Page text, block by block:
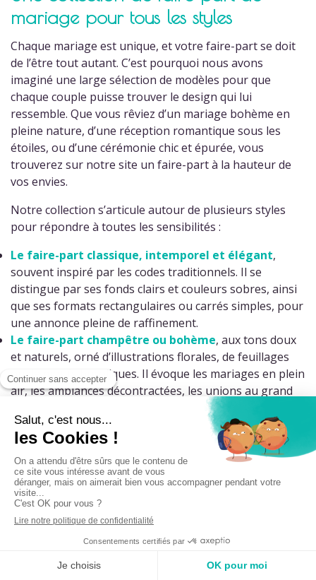
mariage pour tous les styles
Chaque mariage est unique, et votre faire-part se doit
de l’être tout autant. C’est pourquoi nous avons
imaginé une large sélection de modèles pour que
chaque couple puisse trouver le design qui lui
ressemble. Que vous rêviez d’un mariage bohème en
pleine nature, d’une réception romantique sous les
étoiles, ou d’une cérémonie chic et épurée, vous
trouverez sur notre site un faire-part à la hauteur de
vos envies.
Notre collection s’articule autour de plusieurs styles
pour répondre à toutes les sensibilités :
Le faire-part classique, intemporel et élégant,
souvent inspiré par les codes traditionnels. Il se
distingue par ses fonds clairs et couleurs sobres, ainsi
que ses formats rectangulaires ou carrés simples, pour
une annonce pleine de raffinement.
Le faire-part champêtre ou bohème, aux tons doux
et naturels, orné d’illustrations florales, de feuillages
ou de motifs bucoliques. Il évoque les mariages en plein
air, les ambiances décontractées, les unions au grand
Lefaire-part moderne, graphique et audacieux, qui
joue sur des designs plus contemporains, des couleurs
contrastées, des typos originales. Il est parfait pour les
couples à la recherche d’une touche design ou d’une
mise en page plus créative. Dans cette gamme vous
trouverez également des
qui feront sourire vos invités.
faire-part romantique, aux teintes pastel, avec des
cœurs, des aquarelles ou des ornements floraux. Il